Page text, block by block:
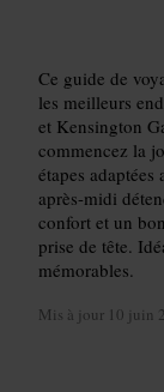
Ce guide de
les meilleurs
et Kensington
commencez la
étapes
après-midi
confort et un
prise de tête.
mémorables.
Mis à jour 10 juin